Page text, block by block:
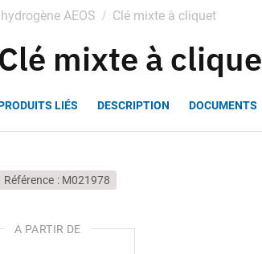
AEOS Clé mixte à cliquet
Clé mixte à
LIÉS DESCRIPTION DOCUMENTS
Référence M021978